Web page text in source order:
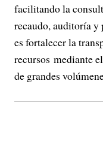
facilitando la
recaudo, auditoría y
es fortalecer la
recursos mediante
de grandes